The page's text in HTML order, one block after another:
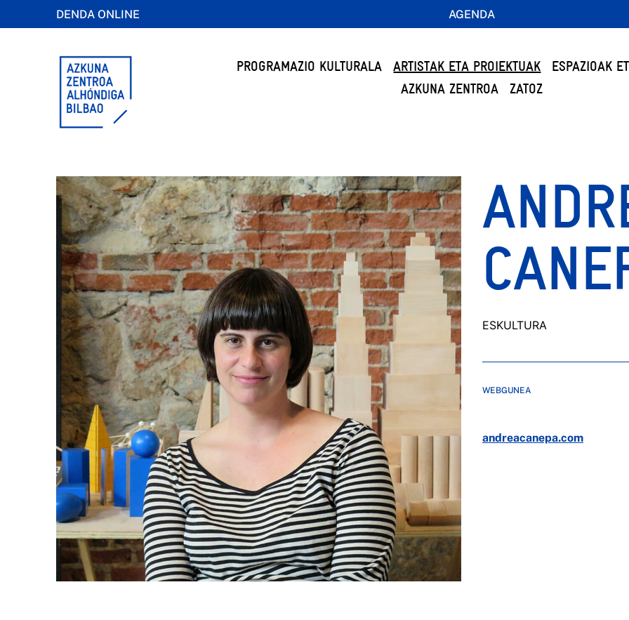
DENDA ONLINE AGENDA
PROGRAMAZIO KULTURALA ARTISTAK ETA PROIEKTUAK
ESPAZIOAK
AZKUNA ZENTROA
ZATOZ
ESKULTURA
WEBGUNEA
andreacanepa.com